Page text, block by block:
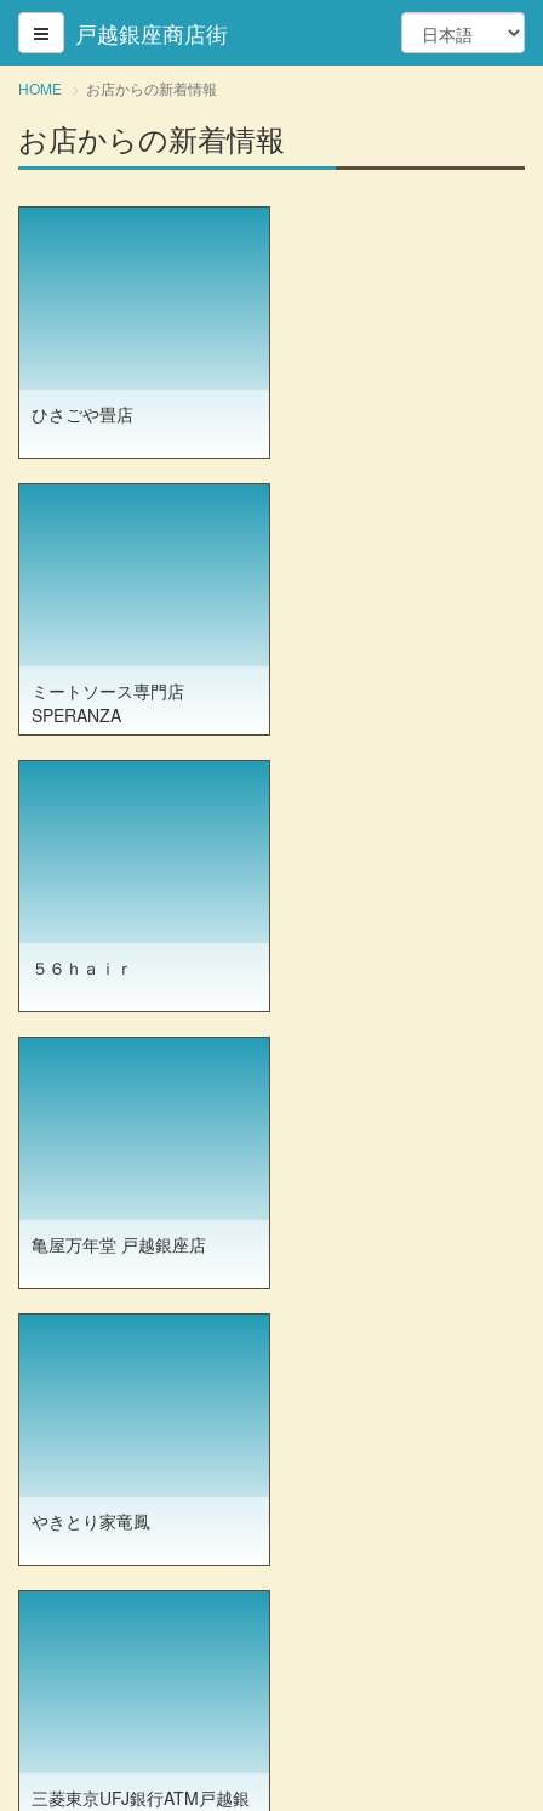
戸越銀座商店街
HOME お店からの新着情報
お店からの新着情報
ひさごや畳店
ミートソース専門店
SPERANZA
５６ｈａｉｒ
亀屋万年堂 戸越銀座店
やきとり家竜鳳
三菱東京UFJ銀行ATM戸越銀